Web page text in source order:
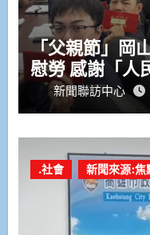
「父親節」岡
慰勞 感謝
新聞聯訪中心
.社會 新聞來源:焦